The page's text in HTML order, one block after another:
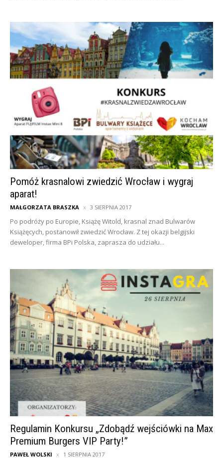
Pomóż krasnalowi zwiedzić Wrocław i wygraj
aparat!
MAŁGORZATA BRASZKA 3 SIERPNIA 2017
Po podróży po Europie, Książę Witold, krasnal znad Bulwarów
Książęcych, postanowił zwiedzić Wrocław. Z tej okazji belgijski
deweloper, firma BPi Polska, zaprasza do udziału...
Regulamin Konkursu „Zdobądź wejściówki na Max
Premium Burgers VIP Party!”
PAWEŁ WOLSKI 1 SIERPNIA 2017